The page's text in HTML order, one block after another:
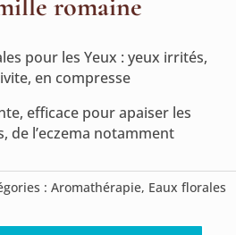
romaine
pour les Yeux : yeux irrités,
en compresse
efficace pour apaiser les
de l’eczema notamment
: Aromathérapie, Eaux florales